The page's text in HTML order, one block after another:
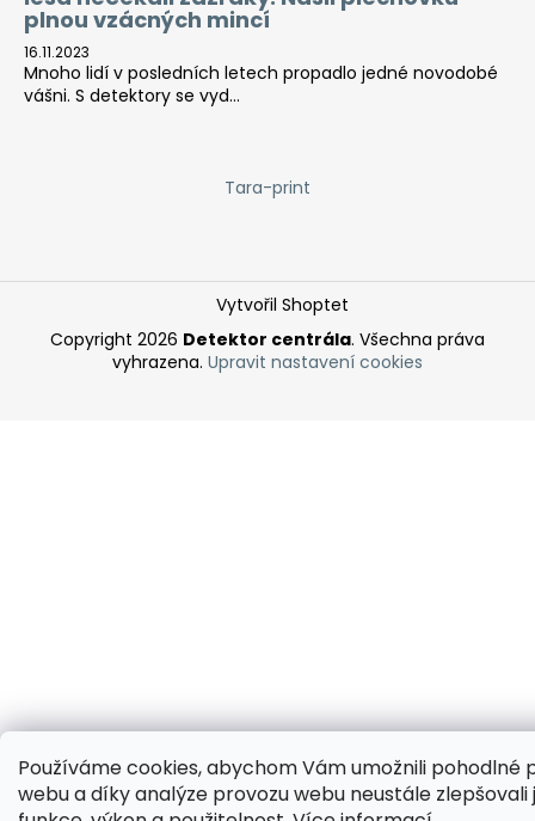
Používáme cookies, abychom Vám umožnili pohodlné
webu a díky analýze provozu webu neustále zlepšovali
plnou vzácných mincí
16.11.2023
Mnoho lidí v posledních letech propadlo jedné novodobé
vášni. S detektory se vyd...
Tara-print
Vytvořil Shoptet
Copyright 2026 Detektor centrála. Všechna práva
vyhrazena. Upravit nastavení cookies